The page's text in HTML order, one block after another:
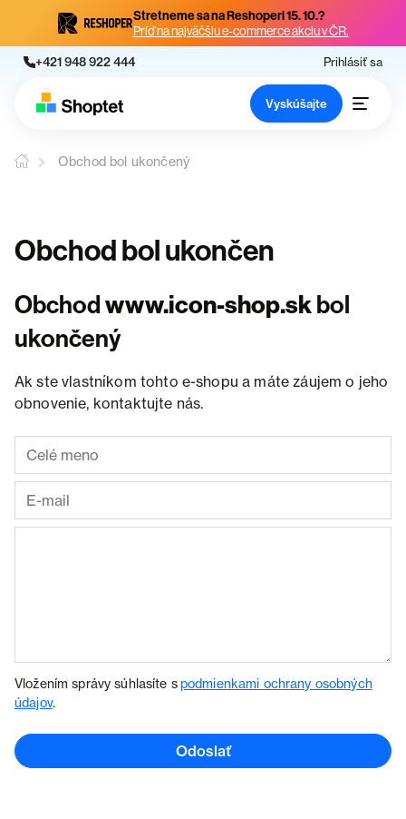
Stretneme sa na Reshoperi 15. 10.?
Príď na najväčšiu e-commerce akciu v ČR.
+421 948 922 444 Prihlásiť sa
Vyskúšajte
Obchod bol ukončený
Obchod bol ukončen
Obchodwww.icon-shop.skbol
ukončený
Ak ste vlastníkom tohto e-shopu a máte záujem o jeho
obnovenie, kontaktujte nás.
Vložením správy súhlasíte spodmienkami ochrany osobných
údajov.
Odoslať